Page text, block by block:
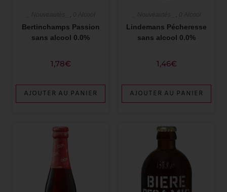
,
Bertinchamps Passion
sans alcool 0.0%
1,78€
AJOUTER AU PANIER
,
Lindemans Pécheresse
sans alcool 0.0%
1,46€
AJOUTER AU PANIER